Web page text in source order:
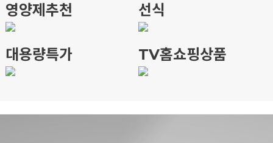
영양제추천 선식
대용량특가 TV홈쇼핑상품